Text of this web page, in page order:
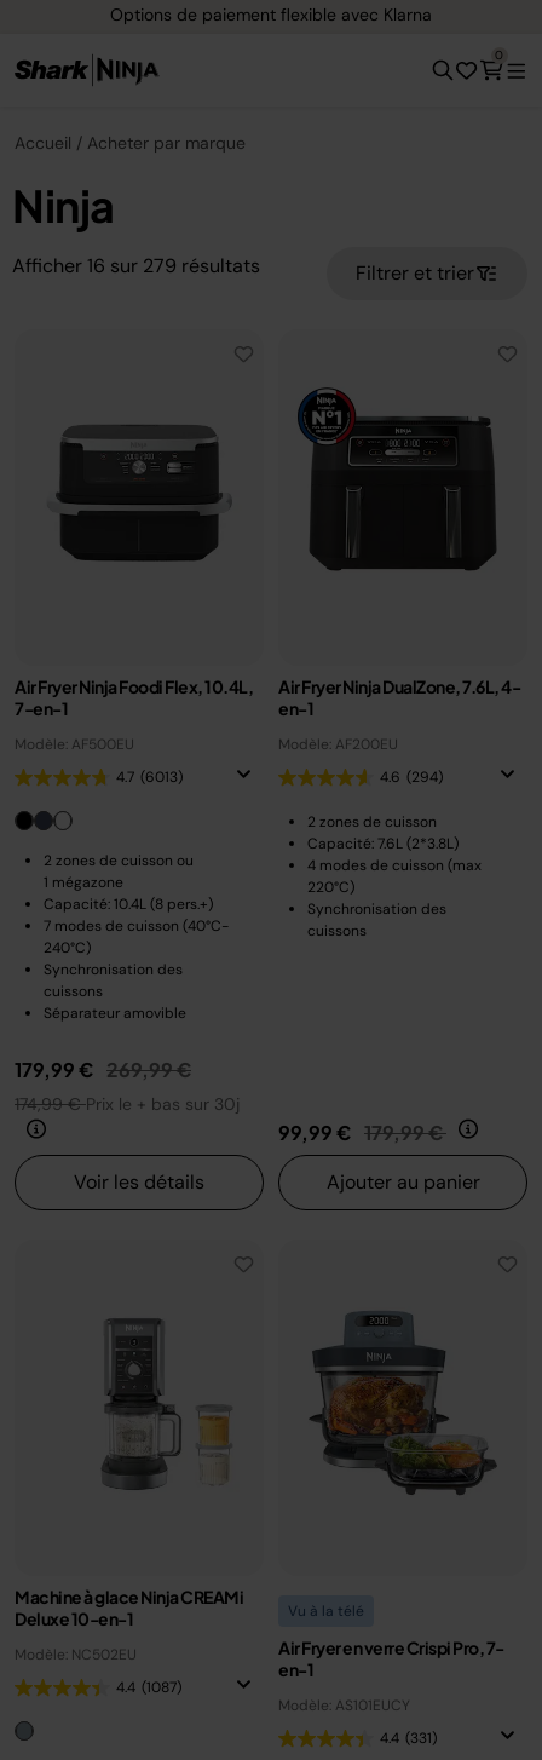
Options de paiement flexible avec Klarna
0
Accueil Acheter par marque
Ninja
Afficher 16 sur 279 résultats Filtrer et trier
Air Fryer Ninja Foodi Flex, 10.4L,
7-en-1
Modèle: AF500EU
4.7 (6013)
2 zones de cuisson ou
1 mégazone
Capacité: 10.4L (8 pers.+)
7 modes de cuisson (40°C-
240°C)
Synchronisation des
cuissons
Séparateur amovible
179,99 € Prix réduit de
269,99 €au
174,99 €Prix le + bas sur 30j
Voir les détails
Air Fryer Ninja DualZone, 7.6L, 4-
en-1
Modèle: AF200EU
4.6 (294)
2 zones de cuisson
Capacité: 7.6L (2*3.8L)
4 modes de cuisson (max
220°C)
Synchronisation des
cuissons
99,99 € Prix réduit de
179,99 € au
Ajouter au panier
Machine à glace Ninja CREAMi
Deluxe 10-en-1
Modèle: NC502EU
4.4 (1087)
Vu à la télé
Air Fryer en verre Crispi Pro, 7-
en-1
Modèle: AS101EUCY
4.4 (331)